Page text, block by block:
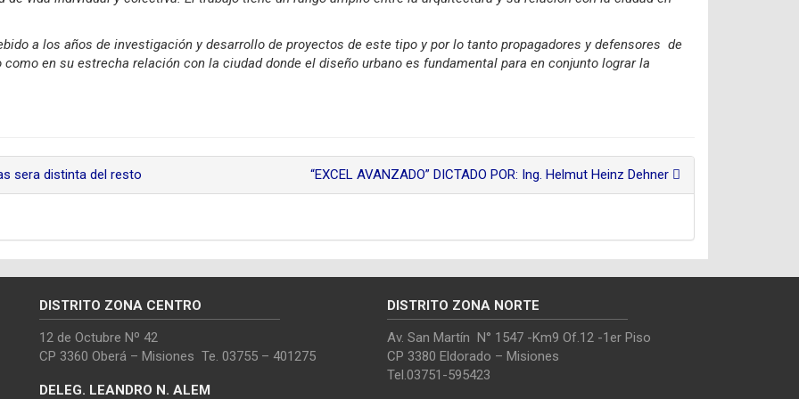
a los años de investigación y desarrollo de proyectos de este tipo y por lo tanto propagadores y defensores de
en su estrecha relación con la ciudad donde el diseño urbano es fundamental para en conjunto lograr la
sera distinta del resto “EXCEL AVANZADO” DICTADO POR: Ing. Helmut Heinz Dehner
DISTRITO ZONA CENTRO
12 de Octubre Nº 42
CP 3360 Oberá – Misiones Te. 03755 – 401275
DELEG. LEANDRO N. ALEM
DISTRITO ZONA NORTE
Av. San Martín N° 1547 -Km9 Of.12 -1er Piso
CP 3380 Eldorado – Misiones
Tel.03751-595423